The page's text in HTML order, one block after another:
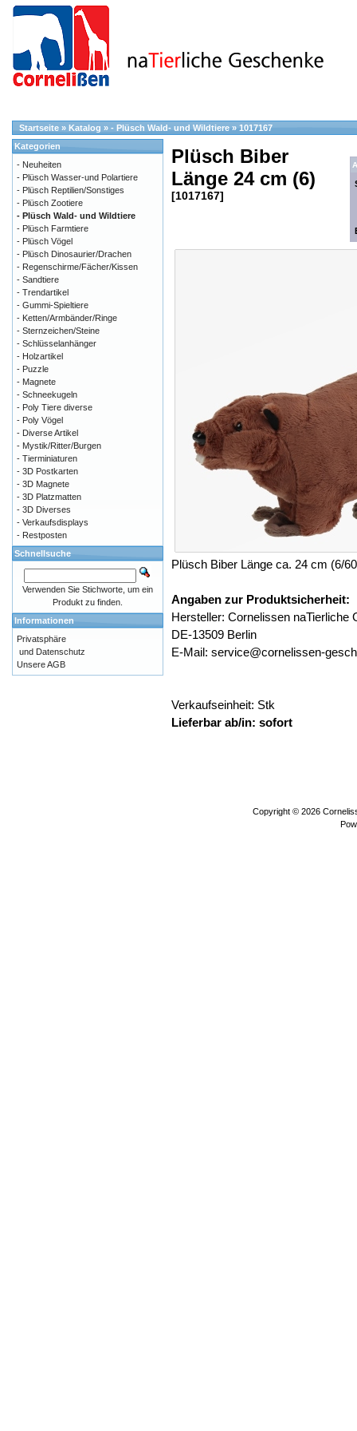
Startseite » Katalog » - Plüsch Wald- und Wildtiere » 1017167
Plüsch Biber
Länge 24 cm (6)
[1017167]
Plüsch Biber Länge ca. 24 cm (6/
Angaben zur Produktsicherheit:
Hersteller: Cornelissen
DE-13509 Berlin
E-Mail: service@cornelissen-
Verkaufseinheit: Stk
Lieferbar ab/in: sofort
Kategorien
- Neuheiten
- Plüsch Wasser-und Polartiere
- Plüsch Reptilien/Sonstiges
- Plüsch Zootiere
- Plüsch Wald- und Wildtiere
- Plüsch Farmtiere
- Plüsch Vögel
- Plüsch Dinosaurier/Drachen
- Regenschirme/Fächer/Kissen
- Sandtiere
- Trendartikel
- Gummi-Spieltiere
- Ketten/Armbänder/Ringe
- Sternzeichen/Steine
- Schlüsselanhänger
- Holzartikel
- Puzzle
- Magnete
- Schneekugeln
- Poly Tiere diverse
- Poly Vögel
- Diverse Artikel
- Mystik/Ritter/Burgen
- Tierminiaturen
- 3D Postkarten
- 3D Magnete
- 3D Platzmatten
- 3D Diverses
- Verkaufsdisplays
- Restposten
Schnellsuche
Verwenden Sie Stichworte, um ein
Produkt zu finden.
Informationen
Privatsphäre
und Datenschutz
Unsere AGB
Copyright © 2026